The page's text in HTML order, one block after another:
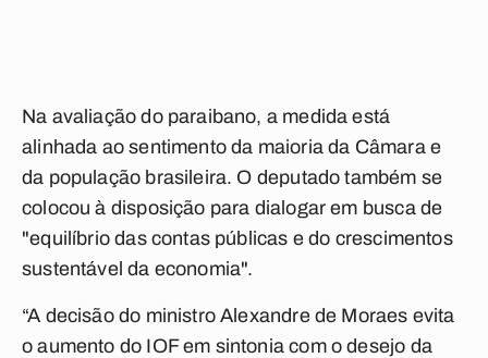
Na avaliação do paraibano, a medida está
alinhada ao sentimento da maioria da Câmara e
da população brasileira. O deputado também se
colocou à disposição para dialogar em busca de
"equilíbrio das contas públicas e do crescimentos
sustentável da economia".
“A decisão do ministro Alexandre de Moraes evita
o aumento do IOF em sintonia com o desejo da